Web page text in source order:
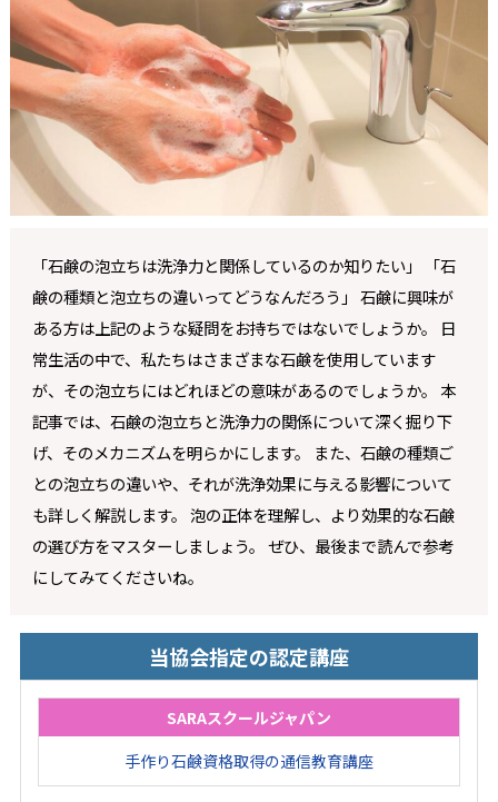
「石鹸の泡立ちは洗浄力と関係しているのか知りたい」 「石
鹸の種類と泡立ちの違いってどうなんだろう」 石鹸に興味が
ある方は上記のような疑問をお持ちではないでしょうか。 日
常生活の中で、私たちはさまざまな石鹸を使用しています
が、その泡立ちにはどれほどの意味があるのでしょうか。 本
記事では、石鹸の泡立ちと洗浄力の関係について深く掘り下
げ、そのメカニズムを明らかにします。 また、石鹸の種類ご
との泡立ちの違いや、それが洗浄効果に与える影響について
も詳しく解説します。 泡の正体を理解し、より効果的な石鹸
の選び方をマスターしましょう。 ぜひ、最後まで読んで参考
にしてみてくださいね。
当協会指定の認定講座
SARAスクールジャパン
手作り石鹸資格取得の通信教育講座